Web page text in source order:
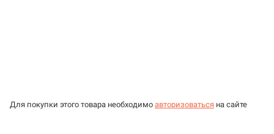
Для покупки этого товара необходимо авторизоваться на сайте